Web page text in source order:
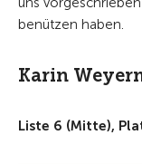
benützen haben.
Karin
Liste 6 (Mitte),